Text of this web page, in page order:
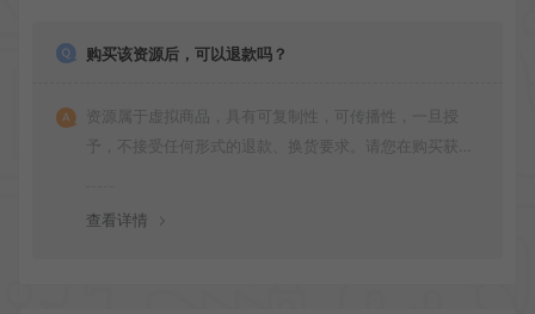
购买该资源后，可以退款吗？
资源属于虚拟商品，具有可复制性，可传播性，一旦授
予，不接受任何形式的退款、换货要求。请您在购买获取
查看详情